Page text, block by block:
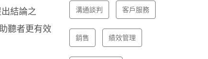
結論之
聽者更有效
溝通談判 客戶服務
銷售 績效管理